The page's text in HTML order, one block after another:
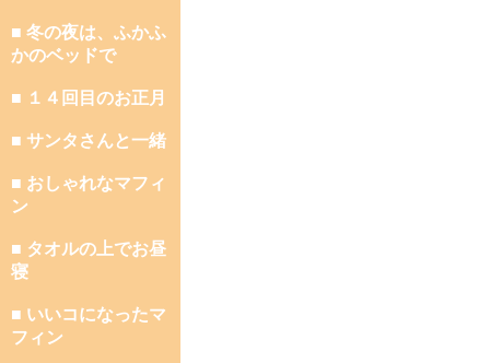
■ 冬の夜は、ふかふ
かのベッドで
■ １４回目のお正月
■ サンタさんと一緒
■ おしゃれなマフィ
ン
■ タオルの上でお昼
寝
■ いいコになったマ
フィン